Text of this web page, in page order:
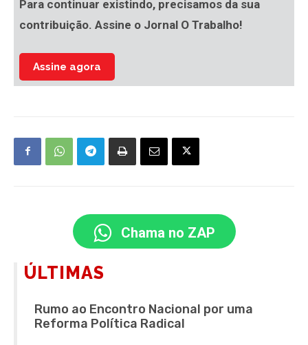
Para continuar existindo, precisamos da sua
contribuição. Assine o Jornal O Trabalho!
Assine agora
Chama no ZAP
ÚLTIMAS
Rumo ao Encontro Nacional por uma
Reforma Política Radical